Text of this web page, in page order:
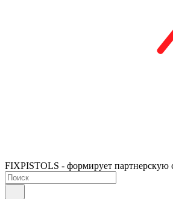
FIXPISTOLS - формирует партнерскую